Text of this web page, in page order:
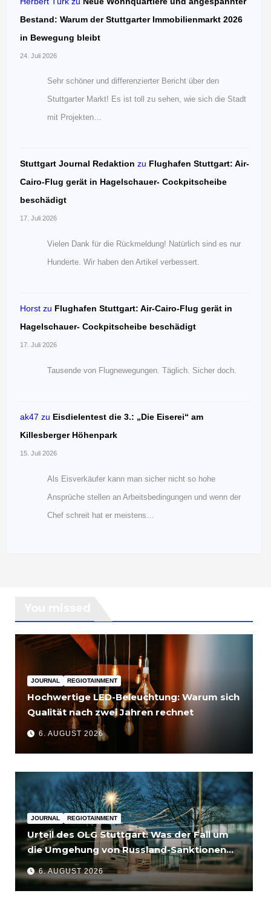
Bestand: Warum der Stuttgarter Immobilienmarkt 2026
in Bewegung bleibt
24. Juli 2026
Sehr schöner und differenzierter Bericht über den
Stuttgarter Markt! Es ist toll zu sehen, wie sich die Stadt
mit Projekten…
Stuttgart Journal Redaktion zu Flughafen Stuttgart: Air-
Cairo-Flug gerät in Hagelschauer- Cockpitscheibe
beschädigt
17. Juli 2026
Vielen Dank für die Rückmeldung! Natürlich sind es nur
Hunderte. Wir haben den Artikel verbessert.
Horst zu Flughafen Stuttgart: Air-Cairo-Flug gerät in
Hagelschauer- Cockpitscheibe beschädigt
17. Juli 2026
Tausende von Flugnewegungen. Täglich. Sicher doch.
ak47 zu Eisdielentest die 3.: „Die Eiserei“ am
Killesberger Höhenpark
15. Juli 2026
Als Eisverkäufer kann man sicher nicht so hohe
Ansprüche stellen an Arbeitsbedingungen und wenn der
Chef schreit hat er meistens…
JOURNAL REGIOTAINMENT
Hochwertige LED-Beleuchtung: Warum sich
Qualität nach zwei Jahren rechnet
6. AUGUST 2026
JOURNAL REGIOTAINMENT
Urteil des OLG Stuttgart: Was der Fall um
die Umgehung von Russland-Sanktionen
für Unternehmen bedeutet
6. AUGUST 2026